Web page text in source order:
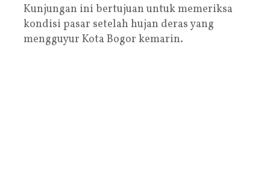
Kunjungan ini bertujuan untuk memeriksa
kondisi pasar setelah hujan deras yang
mengguyur Kota Bogor kemarin.